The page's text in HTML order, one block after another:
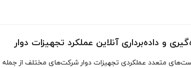
و داده‌برداری آنلاین عملکرد تجهیزات دوار
متعدد عملکردی تجهیزات دوار شرکت‌های مختلف از جمله